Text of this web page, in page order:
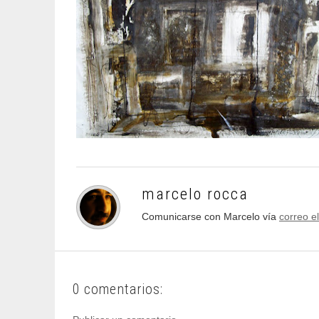
marcelo rocca
Comunicarse con Marcelo vía correo
0 comentarios: